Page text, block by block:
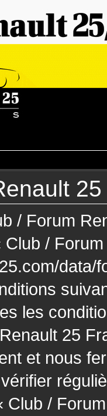
/ Forum
/
data/
les
25
et nous
Club /